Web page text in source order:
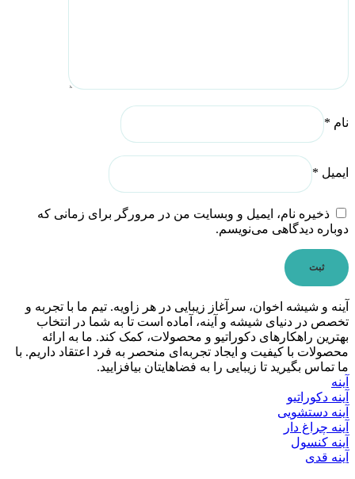
نام *
ایمیل *
ذخیره نام، ایمیل و وبسایت من در مرورگر برای زمانی که
دوباره دیدگاهی می‌نویسم.
آینه و شیشه اخوان، سرآغاز زیبایی در هر زاویه. تیم ما با تجربه و
تخصص در دنیای شیشه و آینه، آماده است تا به شما در انتخاب
بهترین راهکارهای دکوراتیو و محصولات، کمک کند. ما به ارائه
محصولات با کیفیت و ایجاد تجربه‌ای منحصر به فرد اعتقاد داریم. با
ما تماس بگیرید تا زیبایی را به فضاهایتان بیافزایید.
آینه
آینه دکوراتیو
آینه دستشویی
آینه چراغ دار
آینه کنسول
آینه قدی